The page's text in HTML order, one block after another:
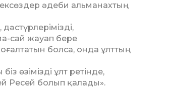
әдеби альманахтың
сай жауап бере
болса, онда ұлттың
өзімізді ұлт ретінде,
Ресей болып қалады».